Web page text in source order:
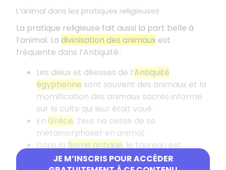
JE M’INSCRIS POUR ACCÉDER
L’animal dans les pratiques religieuses
La pratique religieuse fait aussi la part belle à
l’animal. La divinisation des animaux est
fréquente dans l’Antiquité :
Les dieux et déesses de l’Antiquité
égyptienne sont souvent des animaux et la
momification des animaux sacrés informe
sur le culte qui leur était voué.
En Grèce, Zeus ne cesse de se
métamorphoser en animal.
Dans la Rome antique, le taureau est
important dans le culte voué à Mithra.